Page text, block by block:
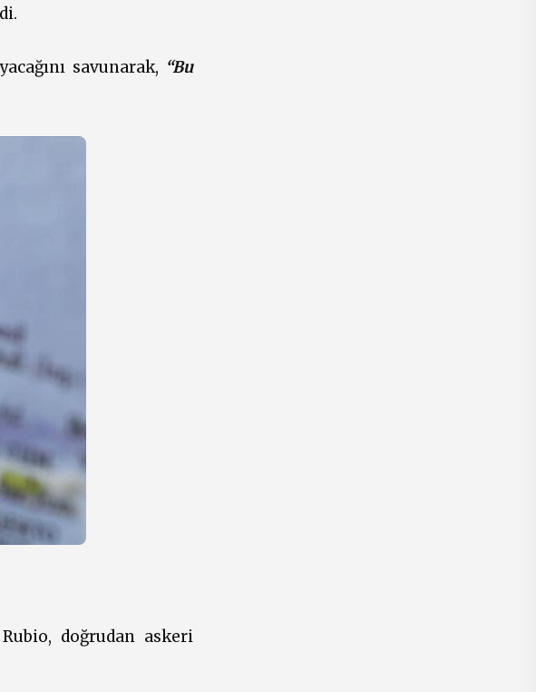
savunarak, “Bu
doğrudan askeri